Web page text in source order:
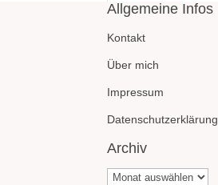
Allgemeine Infos
Kontakt
Über mich
Impressum
Datenschutzerklärung
Archiv
Archiv